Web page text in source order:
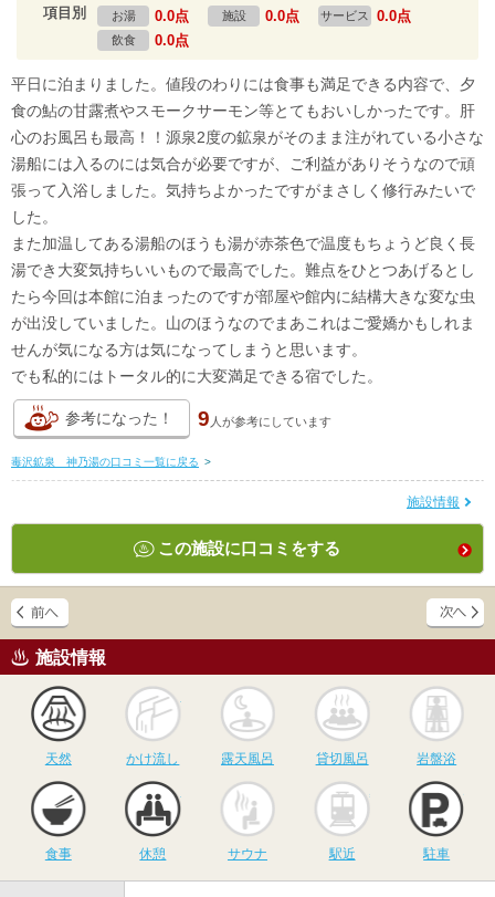
項目別 お湯 0.0点 施設 0.0点 サービス 0.0点
飲食 0.0点
平日に泊まりました。値段のわりには食事も満足できる内容で、夕
食の鮎の甘露煮やスモークサーモン等とてもおいしかったです。肝
心のお風呂も最高！！源泉2度の鉱泉がそのまま注がれている小さな
湯船には入るのには気合が必要ですが、ご利益がありそうなので頑
張って入浴しました。気持ちよかったですがまさしく修行みたいで
した。
また加温してある湯船のほうも湯が赤茶色で温度もちょうど良く長
湯でき大変気持ちいいもので最高でした。難点をひとつあげるとし
たら今回は本館に泊まったのですが部屋や館内に結構大きな変な虫
が出没していました。山のほうなのでまあこれはご愛嬌かもしれま
せんが気になる方は気になってしまうと思います。
でも私的にはトータル的に大変満足できる宿でした。
参考になった！ 9 人が参考にしています
毒沢鉱泉 神乃湯の口コミ一覧に戻る >
施設情報
この施設に口コミをする
施設情報
天然
かけ流し
かけ流し
露天風呂
露天風呂
貸切風呂
貸切風呂 岩盤浴
食事 休憩
サウナ
サウナ 駅近 駐車